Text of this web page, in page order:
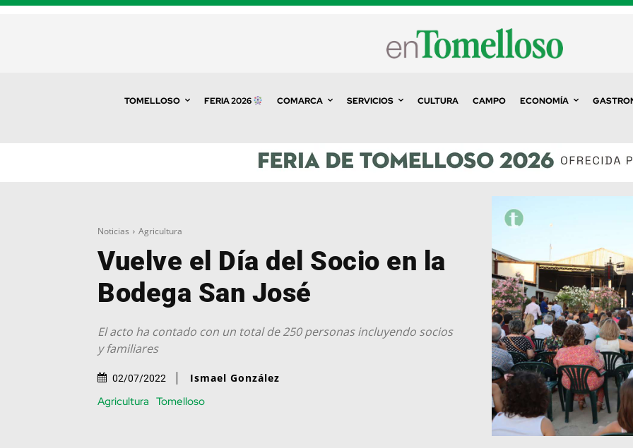
TOMELLOSO FERIA 2026 COMARCA SERVICIOS CULTURA CAMPO ECONOMÍA
Noticias Agricultura
Vuelve el Día del Socio en la
Bodega San José
El acto ha contado con un total de 250 personas incluyendo socios
y familiares
02/07/2022 Ismael González
Agricultura Tomelloso